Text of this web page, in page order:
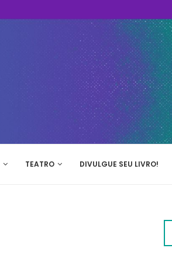
TEATRO DIVULGUE SEU LIVRO!